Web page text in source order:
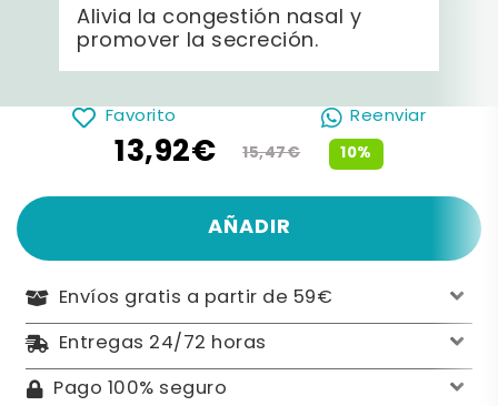
Alivia la congestión nasal y
promover la secreción.
Favorito Reenviar
10%
13,92€ 15,47€
AÑADIR
Envíos gratis a partir de 59€
Entregas 24/72 horas
Pago 100% seguro